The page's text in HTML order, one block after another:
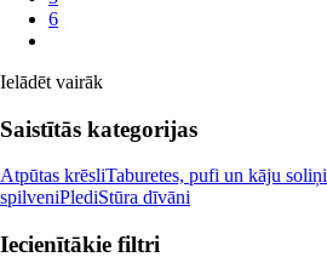
6
Ielādēt vairāk
Saistītās kategorijas
Atpūtas krēsliTaburetes, pufi un kāju soliņi
spilveniPlediStūra dīvāni
Iecienītākie filtri